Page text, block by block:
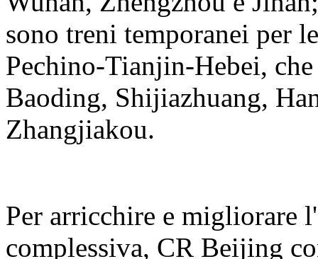
sono treni temporanei per
Pechino-Tianjin-Hebei,
Baoding, Shijiazhuang,
Zhangjiakou.
Per arricchire e migliorare
complessiva, CR Beijing